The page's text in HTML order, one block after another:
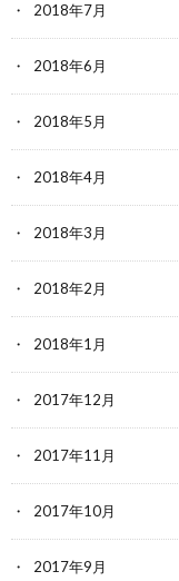
2018年7月
2018年6月
2018年5月
2018年4月
2018年3月
2018年2月
2018年1月
2017年12月
2017年11月
2017年10月
2017年9月